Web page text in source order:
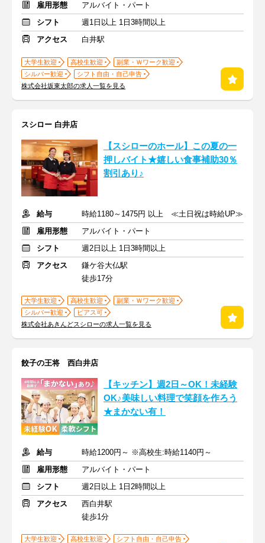
雇用形態
アルバイト・パート
シフト
週1日以上 1日3時間以上
アクセス
白井駅
大学生歓迎 高校生歓迎
副業・Ｗワーク歓迎
シルバー歓迎
シフト自由・自己申告
株式会社坂東太郎の求人一覧を見る
スシロー 白井店
【スシローのホール】この夏の一
押しバイト★嬉しい食事補助30％
割引あり♪
給与
時給1180～1475円 以上 ≪土日祝は時給UP≫
雇用形態
アルバイト・パート
シフト
週2日以上 1日3時間以上
アクセス
鎌ケ谷大仏駅
徒歩17分
大学生歓迎 高校生歓迎
副業・Ｗワーク歓迎
シルバー歓迎
ピアス可
株式会社あきんどスシローの求人一覧を見る
餃子の王将 西白井店
【キッチン】週2日～OK！未経験
OK♪美味しい料理で笑顔を作ろう
★まかない有！
給与
時給1200円～ ※高校生:時給1140円～
雇用形態
アルバイト・パート
シフト
週2日以上 1日2時間以上
アクセス
西白井駅
徒歩1分
大学生歓迎 高校生歓迎
シフト自由・自己申告